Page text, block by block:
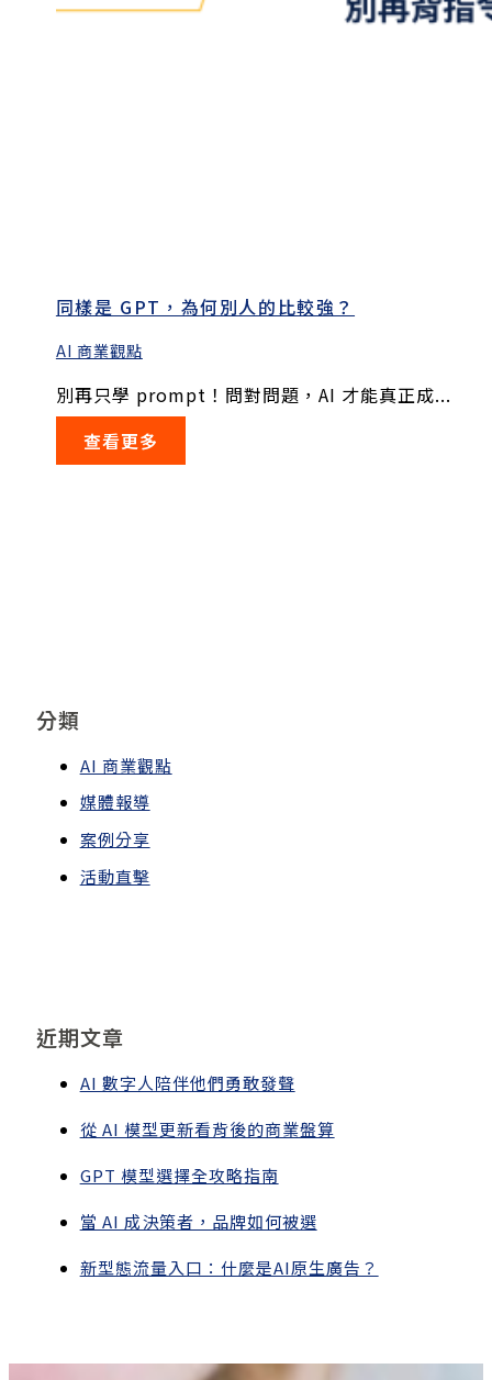
同樣是 GPT，為何別人的比較強？
AI 商業觀點
別再只學 prompt！問對問題，AI 才能真正成...
查看更多
分類
AI 商業觀點
媒體報導
案例分享
活動直擊
近期文章
AI 數字人陪伴他們勇敢發聲
從 AI 模型更新看背後的商業盤算
GPT 模型選擇全攻略指南
當 AI 成決策者，品牌如何被選
新型態流量入口：什麼是AI原生廣告？